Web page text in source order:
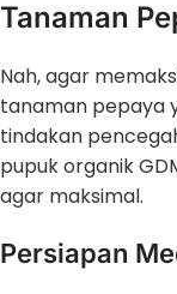
Tanaman
Nah, agar
tanaman pepaya
tindakan
pupuk organik
agar maksimal.
Persiapan